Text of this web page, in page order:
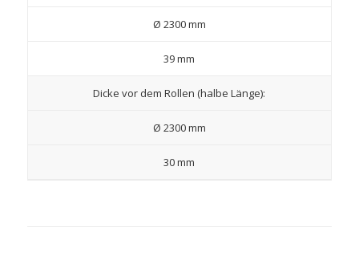
Ø 2300 mm
39 mm
Dicke vor dem Rollen (halbe Länge):
Ø 2300 mm
30 mm